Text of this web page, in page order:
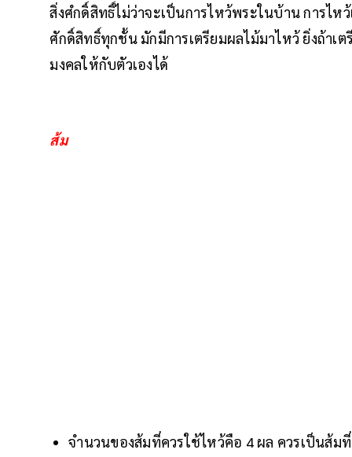
สิ่งศํกดิ์สิทธิ์ไม่ว่าจะเป็นการไหว้พระในบ้าน การไห
ศักดิ์สิทธิ์ทุกชั้น มักมีการเตรียมผลไม้มาไหว้ ยิ่งถ้าเ
มงคลให้กับตัวเองได้
ส้ม
จำนวนของส้มที่ควรใช้ไหว้คือ 4 ผล ควรเป็นส้ม